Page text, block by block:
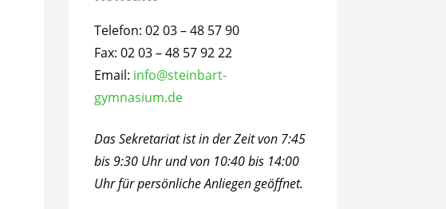
Telefon: 02 03 – 48 57 90
Fax: 02 03 – 48 57 92 22
Email: info@steinbart-
gymnasium.de
Das Sekretariat ist in der Zeit von 7:45
bis 9:30 Uhr und von 10:40 bis 14:00
Uhr für persönliche Anliegen geöffnet.